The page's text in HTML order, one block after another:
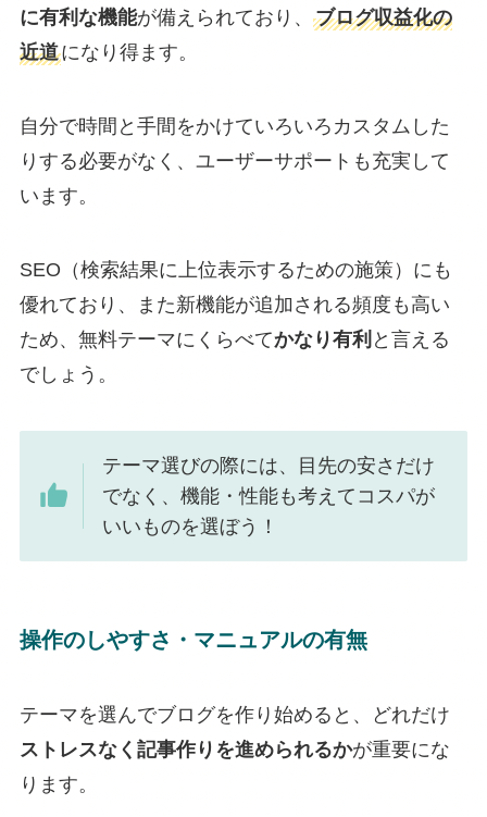
に有利な機能が備えられており、 ブログ収益化の
近道になり得ます。
自分で時間と手間をかけていろいろカスタムした
りする必要がなく、ユーザーサポートも充実して
います。
SEO（検索結果に上位表示するための施策）にも
優れており、また新機能が追加される頻度も高い
ため、無料テーマにくらべてかなり有利 と言える
でしょう。
テーマ選びの際には、目先の安さだけ
でなく、機能・性能も考えてコスパが
いいものを選ぼう！
操作のしやすさ・マニュアルの有無
テーマを選んでブログを作り始めると、どれだけ
ストレスなく記事作りを進められるかが重要にな
ります。